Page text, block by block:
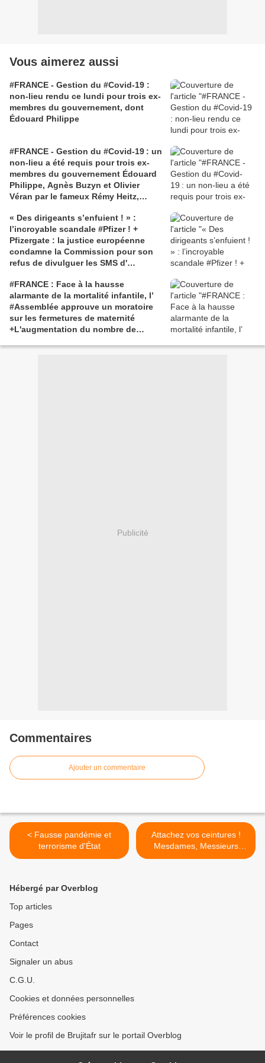
Vous aimerez aussi
#FRANCE - Gestion du #Covid-19 :
non-lieu rendu ce lundi pour trois ex-
membres du gouvernement, dont
Édouard Philippe
#FRANCE - Gestion du #Covid-19 : un
non-lieu a été requis pour trois ex-
membres du gouvernement Édouard
Philippe, Agnès Buzyn et Olivier
Véran par le fameux Rémy Heitz,
cassation
« Des dirigeants s’enfuient ! » :
l’incroyable scandale #Pfizer ! +
Pfizergate : la justice européenne
condamne la Commission pour son
refus de divulguer les SMS d'
#FRANCE : Face à la hausse
alarmante de la mortalité infantile, l’
#Assemblée approuve un moratoire
sur les fermetures de maternité
+L'augmentation du nombre de
Publicité
Commentaires
Ajouter un commentaire
< Fausse pandémie et
terrorisme d'État
Attachez vos ceintures !
Mesdames, Messieurs
maintenant le « Grand
Hébergé par Overblog
Top articles
Pages
Contact
Signaler un abus
C.G.U.
Cookies et données personnelles
Préférences cookies
Voir le profil de Brujitafr sur le portail Overblog